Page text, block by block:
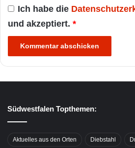
Ich habe die
und akzeptiert. *
Südwestfalen Topthemen:
Aktuelles aus den Orten Diebstahl